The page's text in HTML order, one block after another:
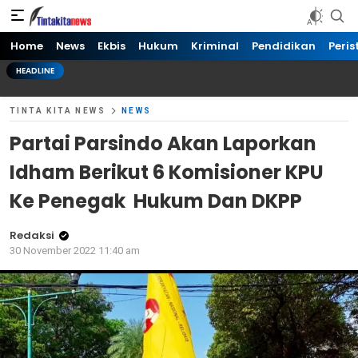
Tinta kita News
Informasi Terkini
Home News Ekbis Hukum Kriminal Pendidikan
HEADLINE
TINTA KITA NEWS NEWS
Partai Parsindo Akan Laporkan
Idham Berikut 6 Komisioner KPU
Ke Penegak Hukum Dan DKPP
Redaksi
30 November 2022 11:40 am